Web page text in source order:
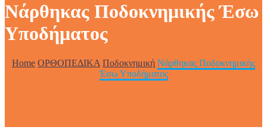
Νάρθηκας Ποδοκνημικής Έσω
Υποδήματος
Home ΟΡΘΟΠΕΔΙΚΑ Ποδοκνημική Νάρθηκας Ποδοκνημικής
Έσω Υποδήματος